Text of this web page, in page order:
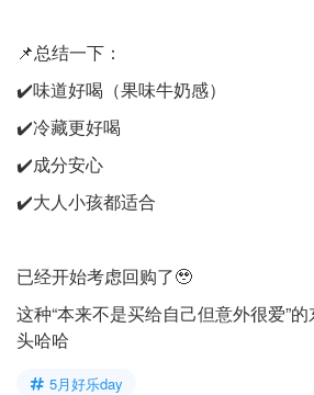
📌总结一下：
✔️味道好喝（果味牛奶感）
✔️冷藏更好喝
✔️成分安心
✔️大人小孩都适合
已经开始考虑回购了🥹
这种“本来不是买给自己但意外很爱”
头哈哈
5月好乐day